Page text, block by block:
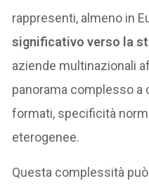
rappresenti, almeno in
significativo verso la
aziende multinazionali
panorama complesso a
formati, specificità
eterogenee.
Questa complessità